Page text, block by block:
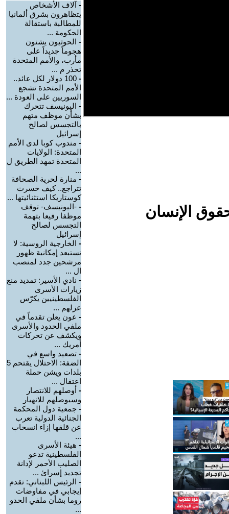
الإنسان
- آلاف الأشخاص
يتظاهرون بشرق ألمانيا
للمطالبة باستقالة
الحكومة ...
- الحوثيون يشنون
هجوماً جديداً على
مأرب، والأمم المتحدة
تحذر م ...
-
100 دولار لكل عائد..
الأمم المتحدة تشجع
السوريين على العودة ...
- اليونيسف تتحرك
بشأن موظف متهم
بالتجسس لصالح
إسرائيل
- مندوب كوبا لدى الأمم
المتحدة: الولايات
المتحدة تمهد الطريق ل
...
- منارة لحرية الصحافة
تتراجع.. كيف خسرت
كوستاريكا استثنائيتها ...
- -اليونيسف- توقف
موظفا رفيعا بتهمة
التجسس لصالح
إسرائيل
- الخارجية الروسية: لا
نستبعد إمكانية ظهور
مرشحين جدد لمنصب
ال ...
- نادي الأسير: تمديد منع
زيارات الأسرى
الفلسطينيين يكرّس
عزلهم ...
- عون يعلن تقدماً في
ملفي الحدود والأسرى
ويكشف عن تحركات
أمريك ...
- تصعيد واسع في
الضفة: الاحتلال يقتحم 5
بلدات ويشن حملة
اعتقال ...
- أوصلهم للانتصار
وسيوصلهم للانهيار
- جمعية دول المحكمة
الجنائية الدولية تعرب
عن قلقها إزاء انسحاب
...
- هيئة الأسرى
الفلسطينية تدعو
الصليب الأحمر لإدانة
تجديد إسرائ ...
- الرئيس اللبناني: تقدم
إيجابي في مفاوضات
روما بشأن ملفي الحدو
...